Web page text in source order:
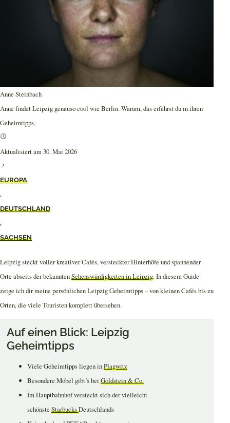
Anne Steinbach
Anne findet Leipzig genauso cool wie Berlin. Warum, das erfährst du in ihren
Geheimtipps.
Aktualisiert am 30. Mai 2026
EUROPA
,
DEUTSCHLAND
,
SACHSEN
Leipzig steckt voller kreativer Cafés, versteckter Hinterhöfe und spannender
Orte abseits der bekanntenSehenswürdigkeiten in Leipzig. In diesem Guide
zeige ich dir meine persönlichen Leipzig Geheimtipps – von kleinen Cafés bis zu
Orten, die viele Touristen komplett übersehen.
Auf einen Blick: Leipzig
Geheimtipps
Viele Geheimtipps liegen inPlagwitz
Besondere Möbel gibt’s bei Goldstein & Co.
Im Hauptbahnhof versteckt sich der vielleicht
schönste StarbucksDeutschlands